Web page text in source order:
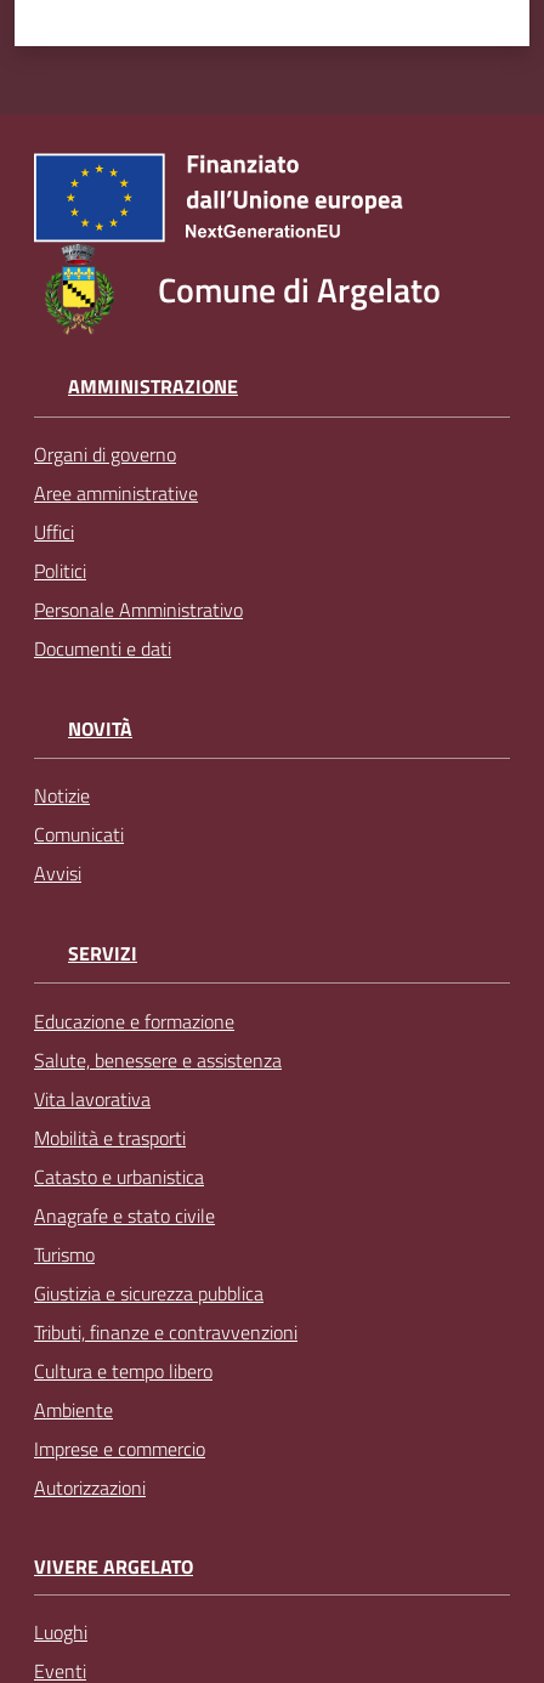
Comune di Argelato
AMMINISTRAZIONE
Organi di governo
Aree amministrative
Uffici
Politici
Personale Amministrativo
Documenti e dati
NOVITÀ
Notizie
Comunicati
Avvisi
SERVIZI
Educazione e formazione
Salute, benessere e assistenza
Vita lavorativa
Mobilità e trasporti
Catasto e urbanistica
Anagrafe e stato civile
Turismo
Giustizia e sicurezza pubblica
Tributi, finanze e contravvenzioni
Cultura e tempo libero
Ambiente
Imprese e commercio
Autorizzazioni
VIVERE ARGELATO
Luoghi
Eventi